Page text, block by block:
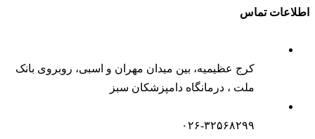
اطلاعات تماس
کرج عظیمیه، بین میدان مهران و اسبی، روبروی بانک
ملت ، درمانگاه دامپزشکان سبز
۰۲۶-۳۲۵۶۸۲۹۹